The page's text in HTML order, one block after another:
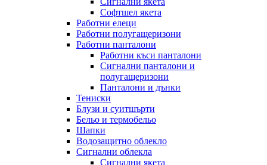
Софтшел якета
Работни елеци
Работни полугащеризони
Работни панталони
Работни къси панталони
Сигнални панталони и
полугащеризони
Панталони и дънки
Тениски
Блузи и суитшърти
Бельо и термобельо
Шапки
Водозащитно облекло
Сигнални облекла
Сигнални якета